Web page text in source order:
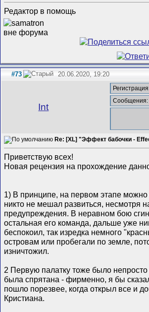
Редактор в помощь
#73 20.06.2020, 19:20
Int
Сообщения:
Re: [XL] "Эффект бабочки -
Приветствую всех!
Новая рецензия на прохождение
1) В принципе, на первом этапе можно
никто не мешал развиться, несмотря
предупреждения. В неравном бою
остальная его команда, дальше уже
беспокоил, так изредка немного
островам или пробегали по земле,
изничтожил.
2 Первую палатку тоже было
была спрятана - фирменно, я бы
пошло порезвее, когда открыл все и
Кристиана.